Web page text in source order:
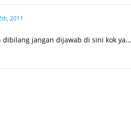
2011
dibilang jangan dijawab di sini kok ya…